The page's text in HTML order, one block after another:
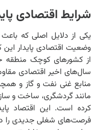
شرایط اقتصادی
یکی از دلایل اصلی که
وضعیت اقتصادی پایدار
از کشورهای کوچک منطقه
سال‌های اخیر اقتصادی
منابع غنی نفت و گاز و
مانند گردشگری، ساخت و
کرده است. این اقتصاد
فرصت‌های شغلی جدیدی را